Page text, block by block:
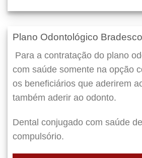
Plano Odontológico
Para a contratação do plano
com saúde somente na opção
os beneficiários que aderirem
também aderir ao odonto.
Dental conjugado com saúde
compulsório.